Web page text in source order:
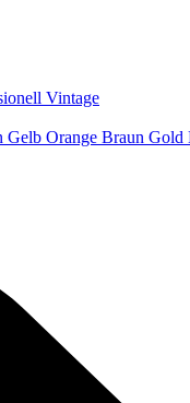
Vintage
Gelb Orange Braun Gold